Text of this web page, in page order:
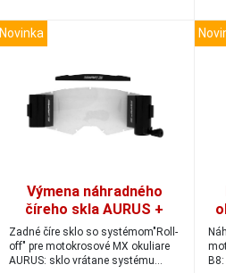
Novinka
Výmena náhradného
číreho skla AURUS +
Roll-off systém
Zadné číre sklo so systémom"Roll-
off" pre motokrosové MX okuliare
AURUS: sklo vrátane systému